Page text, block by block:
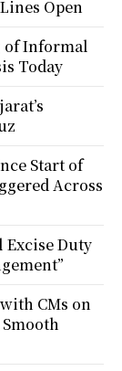
Open
of Informal
Today
Start of
Across
Excise Duty
CMs on